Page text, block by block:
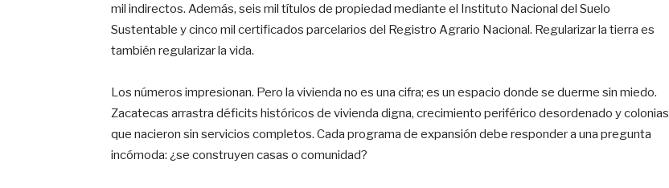
mil indirectos. Además, seis mil títulos de propiedad mediante el Instituto Nacional del Suelo
Sustentable y cinco mil certificados parcelarios del Registro Agrario Nacional. Regularizar la tierra es
también regularizar la vida.
Los números impresionan. Pero la vivienda no es una cifra; es un espacio donde se duerme sin miedo.
Zacatecas arrastra déficits históricos de vivienda digna, crecimiento periférico desordenado y colonias
que nacieron sin servicios completos. Cada programa de expansión debe responder a una pregunta
incómoda: ¿se construyen casas o comunidad?